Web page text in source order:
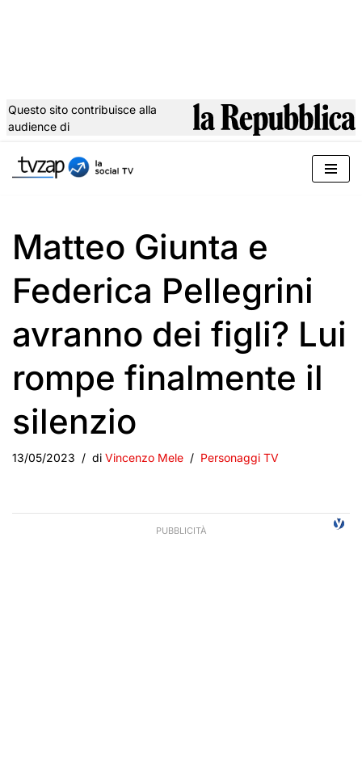
al
Questo sito contribuisce alla
audience di
Matteo Giunta e
Federica Pellegrini
avranno dei figli? Lui
rompe finalmente il
silenzio
13/05/2023 di Vincenzo Mele Personaggi TV